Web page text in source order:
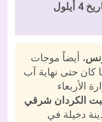
، أيضاً موجات
كان حتى نهاية آب
الأربعاء
الكردان شرقي
دخيلة في